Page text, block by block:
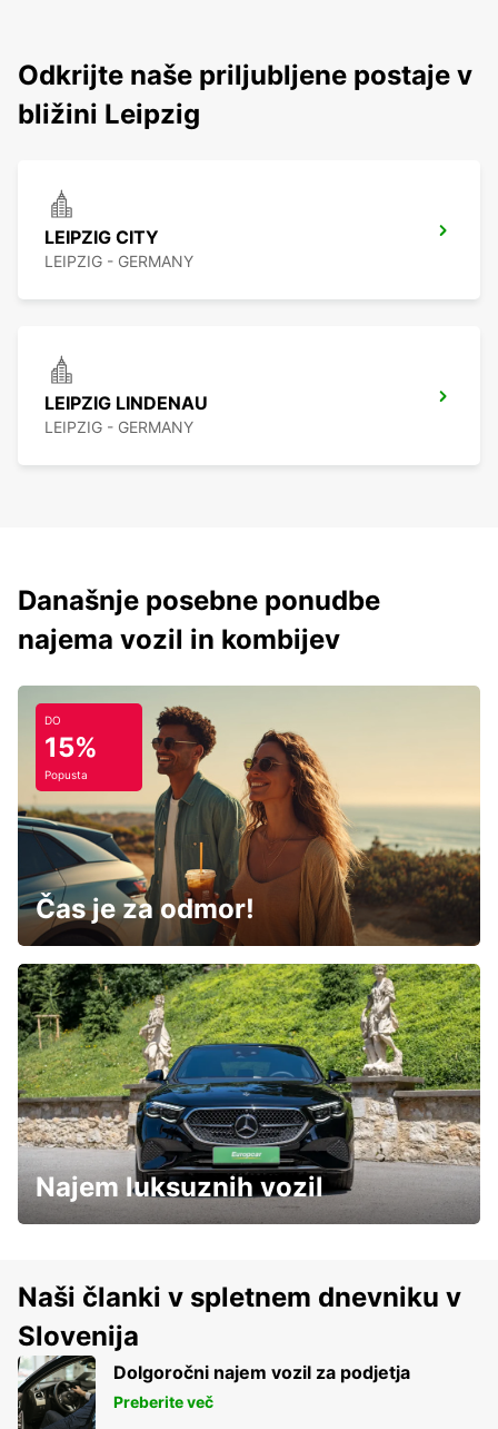
Odkrijte naše priljubljene postaje v
bližini Leipzig
LEIPZIG CITY
LEIPZIG - GERMANY
LEIPZIG LINDENAU
LEIPZIG - GERMANY
Današnje posebne ponudbe
najema vozil in kombijev
DO
15%
Popusta
Čas je za odmor!
Najem luksuznih vozil
Naši članki v spletnem dnevniku v
Slovenija
Dolgoročni najem vozil za podjetja
Preberite več